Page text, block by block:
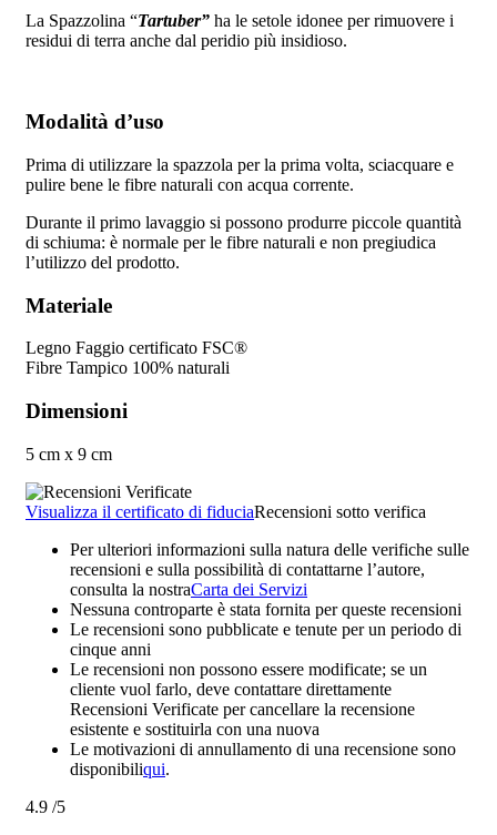
La Spazzolina “Tartuber” ha le setole idonee per rimuovere i
residui di terra anche dal peridio più insidioso.
Modalità d’uso
Prima di utilizzare la spazzola per la prima volta, sciacquare e
pulire bene le fibre naturali con acqua corrente.
Durante il primo lavaggio si possono produrre piccole quantità
di schiuma: è normale per le fibre naturali e non pregiudica
l’utilizzo del prodotto.
Materiale
Legno Faggio certificato FSC®
Fibre Tampico 100% naturali
Dimensioni
5 cm x 9 cm
Visualizza il certificato di fiduciaRecensioni sotto verifica
Per ulteriori informazioni sulla natura delle verifiche sulle
recensioni e sulla possibilità di contattarne l’autore,
consulta la nostraCarta dei Servizi
Nessuna controparte è stata fornita per queste recensioni
Le recensioni sono pubblicate e tenute per un periodo di
cinque anni
Le recensioni non possono essere modificate; se un
cliente vuol farlo, deve contattare direttamente
Recensioni Verificate per cancellare la recensione
esistente e sostituirla con una nuova
Le motivazioni di annullamento di una recensione sono
disponibiliqui.
4.9 /5